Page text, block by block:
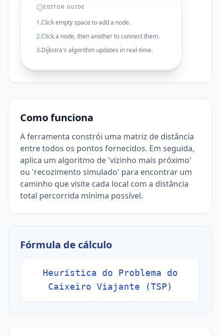
EDITOR GUIDE
1.Click empty space to add a node.
2.Click a node, then another to connect them.
3.Dijkstra's algorithm updates in real-time.
Como funciona
A ferramenta constrói uma matriz de distância
entre todos os pontos fornecidos. Em seguida,
aplica um algoritmo de 'vizinho mais próximo'
ou 'recozimento simulado' para encontrar um
caminho que visite cada local com a distância
total percorrida mínima possível.
Fórmula de cálculo
Heurística do Problema do
Caixeiro Viajante (TSP)